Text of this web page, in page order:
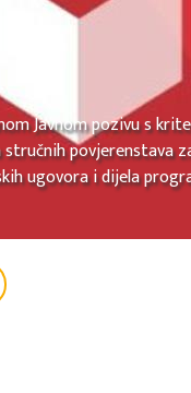
Javnom pozivu s
stručnih povjerenstava
ugovora i dijela